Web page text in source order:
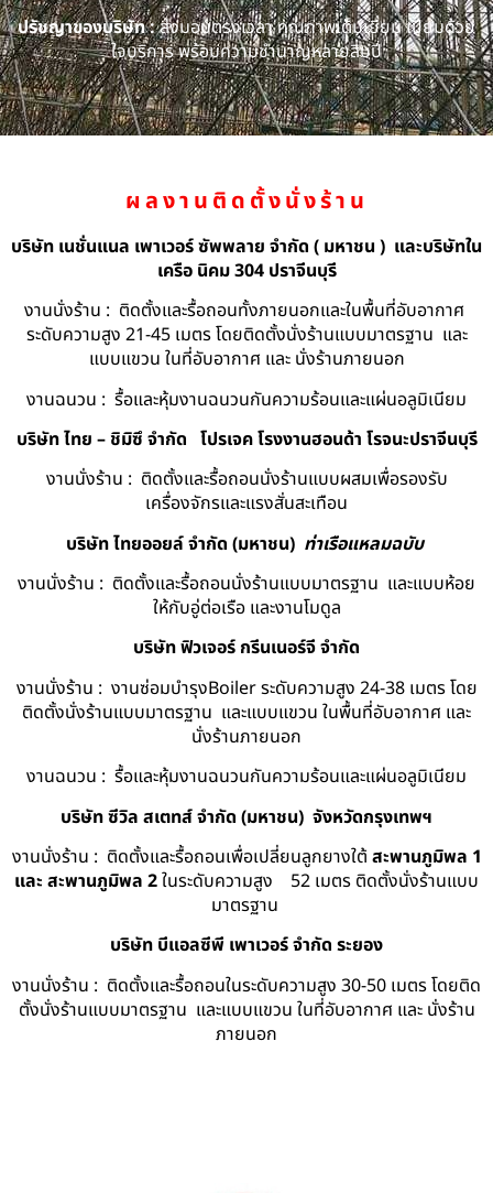
ปรัชญาของบริษัท :ส่งมอบตรงเวลา คุณภาพเต็มเยี่ยม เปี่ยมด้วย
ใจบริการ พร้อมความชำนาญหลายสิบปี
ผลงานติดตั้งนั่งร้าน
บริษัท เนชั่นแนล เพาเวอร์ ซัพพลาย จำกัด ( มหาชน ) และบริษัทใน
เครือ นิคม 304 ปราจีนบุรี
งานนั่งร้าน : ติดตั้งและรื้อถอนทั้งภายนอกและในพื้นที่อับอากาศ
ระดับความสูง 21-45 เมตร โดยติดตั้งนั่งร้านแบบมาตรฐาน และ
แบบแขวน ในที่อับอากาศ และ นั่งร้านภายนอก
งานฉนวน : รื้อและหุ้มงานฉนวนกันความร้อนและแผ่นอลูมิเนียม
บริษัท ไทย – ชิมิซึ จำกัด โปรเจค โรงงานฮอนด้า โรจนะปราจีนบุรี
งานนั่งร้าน : ติดตั้งและรื้อถอนนั่งร้านแบบผสมเพื่อรองรับ
เครื่องจักรและแรงสั่นสะเทือน
บริษัท ไทยออยล์ จํากัด (มหาชน) ท่าเรือแหลมฉบับ
งานนั่งร้าน : ติดตั้งและรื้อถอนนั่งร้านแบบมาตรฐาน และแบบห้อย
ให้กับอู่ต่อเรือ และงานโมดูล
บริษัท ฟิวเจอร์ กรีนเนอร์จี จำกัด
งานนั่งร้าน : งานซ่อมบำรุงBoiler ระดับความสูง 24-38 เมตร โดย
ติดตั้งนั่งร้านแบบมาตรฐาน และแบบแขวน ในพื้นที่อับอากาศ และ
นั่งร้านภายนอก
งานฉนวน : รื้อและหุ้มงานฉนวนกันความร้อนและแผ่นอลูมิเนียม
บริษัท ซีวิล สเตทส์ จำกัด (มหาชน) จังหวัดกรุงเทพฯ
งานนั่งร้าน : ติดตั้งและรื้อถอนเพื่อเปลี่ยนลูกยางใต้ สะพานภูมิพล 1
และ สะพานภูมิพล 2ในระดับความสูง 52 เมตร ติดตั้งนั่งร้านแบบ
มาตรฐาน
บริษัท บีแอลซีพี เพาเวอร์ จำกัด ระยอง
งานนั่งร้าน : ติดตั้งและรื้อถอนในระดับความสูง 30-50 เมตร โดยติด
ตั้งนั่งร้านแบบมาตรฐาน และแบบแขวน ในที่อับอากาศ และ นั่งร้าน
ภายนอก